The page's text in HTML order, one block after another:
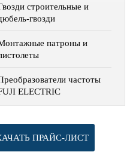
строительные и
гвозди
патроны и
частоты
ELECTRIC
ПРАЙС-ЛИСТ